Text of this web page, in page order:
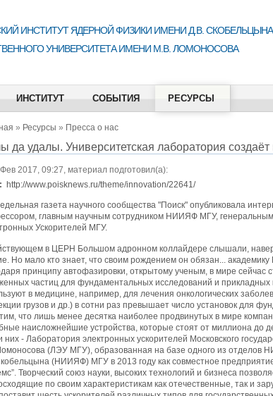
ИНСТИТУТ ЯДЕРНОЙ ФИЗИКИ ИМЕНИ Д.В. СКОБЕЛЬЦЫНА
УНИВЕРСИТЕТА ИМЕНИ М.В. ЛОМОНОСОВА
ИНСТИТУТ СОБЫТИЯ РЕСУРСЫ
» Ресурсы » Пресса о нас
да удалы. Университетская лаборатория
2017, 09:27, материал подготовил(а):
http://www.poisknews.ru/theme/innovation/22641/
газета научного сообщества "Поиск" опубликовала
главным научным сотрудником НИИЯФ МГУ,
Ускорителей МГУ.
в ЦЕРН Большом адронном коллайдере слышали,
Но мало кто знает, что своим рождением он обязан...
принципу автофазировки, открытому ученым, в мире сейчас
частиц для фундаментальных исследований и прикладных
в медицине, например, для лечения онкологических
грузов и др.) в сотни раз превышает число установок для
что лишь менее десятка наиболее продвинутых в мире
наисложнейшие устройства, которые стоят от миллиона до
них - Лаборатория электронных ускорителей Московского
(ЛЭУ МГУ), образованная на базе одного из отделов
(НИИЯФ) МГУ в 2013 году как совместное
Творческий союз науки, высоких технологий и бизнеса
по своим характеристикам как отечественные, так и